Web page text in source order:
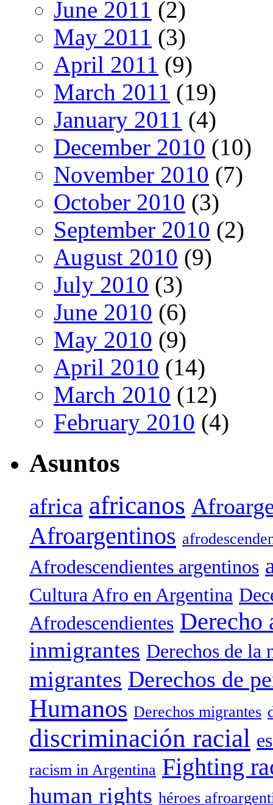
June 2011 (2)
May 2011 (3)
April 2011 (9)
March 2011 (19)
January 2011 (4)
December 2010 (10)
November 2010 (7)
October 2010 (3)
September 2010 (2)
August 2010 (9)
July 2010 (3)
June 2010 (6)
May 2010 (9)
April 2010 (14)
March 2010 (12)
February 2010 (4)
Asuntos
africa africanos
Afroargentinos
Afrodescendientes argentinos
Cultura Afro en Argentina
Afrodescendientes Derecho
inmigrantes Derechos de la
migrantes Derechos de
Humanos Derechos migrantes
discriminación racial
racism in Argentina Fighting
human rights héroes